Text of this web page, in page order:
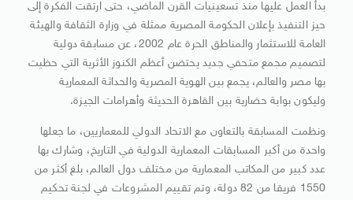
بدأ العمل عليها منذ تسعينيات القرن الماضي، حتى ارتقت الفكرة إلى
حيز التنفيذ بإعلان الحكومة المصرية ممثلة في وزارة الثقافة والهيئة
العامة للاستثمار والمناطق الحرة عام 2002، عن مسابقة دولية
لتصميم مجمع متحفي جديد يحتضن أعظم الكنوز الأثرية التي حظيت
بها مصر والعالم، يجمع بين الهوية المصرية والحداثة المعمارية
وليكون بوابة حضارية بين القاهرة الحديثة وأهرامات الجيزة.
ونظمت المسابقة بالتعاون مع الاتحاد الدولي للمعماريين، ما جعلها
واحدة من أكبر المسابقات المعمارية الدولية في التاريخ، وشارك بها
عدد كبير من المكاتب المعمارية من مختلف دول العالم، بلغ أكثر من
1550 فريقا من 82 دولة، وتم تقييم المشروعات في لجنة تحكيم